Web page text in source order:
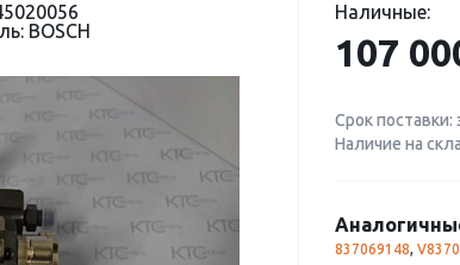
BOSCH
Наличные:
107
Срок поставки:
Наличие на
837069148,